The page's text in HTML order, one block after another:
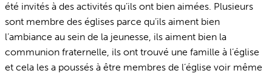
été invités à des activités qu’ils ont bien aimées. Plusieurs
sont membre des églises parce qu’ils aiment bien
l’ambiance au sein de la jeunesse, ils aiment bien la
communion fraternelle, ils ont trouvé une famille à l’église
et cela les a poussés à être membres de l’église voir même